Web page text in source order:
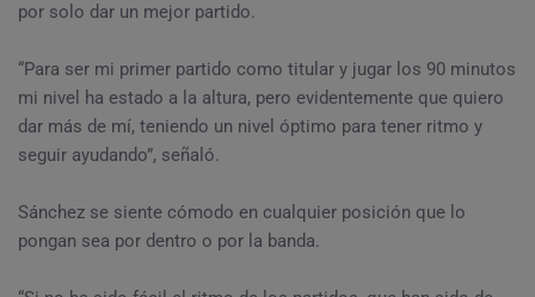
por solo dar un mejor partido.
“Para ser mi primer partido como titular y jugar los 90 minutos
mi nivel ha estado a la altura, pero evidentemente que quiero
dar más de mí, teniendo un nivel óptimo para tener ritmo y
seguir ayudando”, señaló.
Sánchez se siente cómodo en cualquier posición que lo
pongan sea por dentro o por la banda.